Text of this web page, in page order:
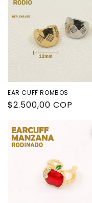
EAR CUFF ROMBOS
Precio
$2.500,00 COP